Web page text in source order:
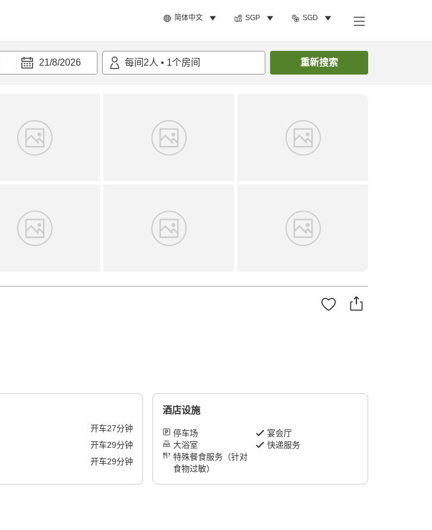
简体中文 SGP SGD
21/8/2026 每间 2人 • 1个房间 重新搜索
搜索客房
开车27分钟
开车29分钟
开车29分钟
酒店设施
停车场
宴会厅
大浴室
快递服务
特殊餐食服务（针对
食物过敏）